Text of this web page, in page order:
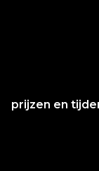
prijzen en